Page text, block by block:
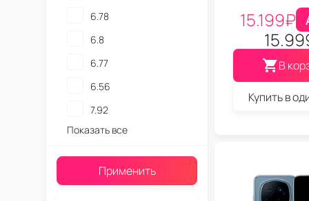
15.199₽
В
Купить в
6.78
6.8
6.77
6.56
7.92
Показать все
Применить